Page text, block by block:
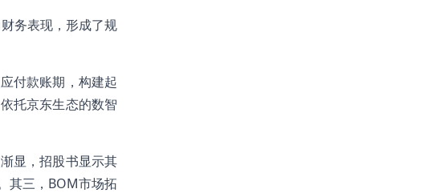
务表现，形成了规
付款账期，构建起
托京东生态的数智
显，招股书显示其
其三，BOM市场拓